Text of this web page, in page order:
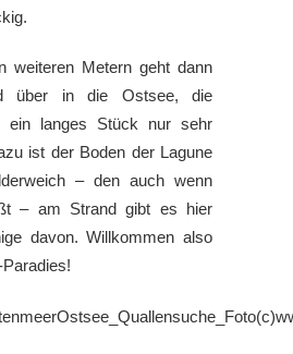
weiteren Metern geht dann
über in die Ostsee, die
ein langes Stück nur sehr
ist der Boden der Lagune
– den auch wenn
– am Strand gibt es hier
davon. Willkommen also